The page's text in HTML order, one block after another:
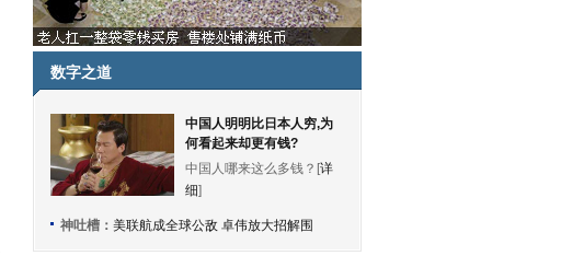
数字之道
中国人明明比日本人穷,为
何看起来却更有钱?
中国人哪来这么多钱？[详
细]
神吐槽： 美联航成全球公敌 卓伟放大招解围